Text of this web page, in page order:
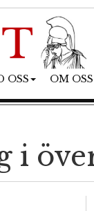
OSS OM OSS
i